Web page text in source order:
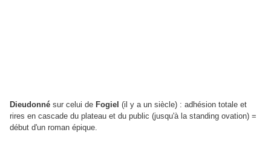
Dieudonné sur celui de Fogiel (il y a un siècle) : adhésion totale et
rires en cascade du plateau et du public (jusqu'à la standing ovation) =
début d'un roman épique.